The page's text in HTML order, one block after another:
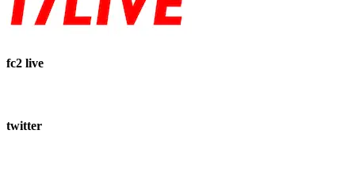
fc2 live
twitter